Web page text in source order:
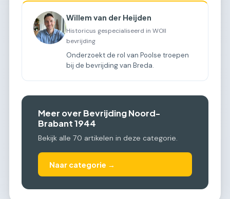
Willem van der Heijden
Historicus gespecialiseerd in WOII
bevrijding
Onderzoekt de rol van Poolse troepen
bij de bevrijding van Breda.
Meer over Bevrijding Noord-
Brabant 1944
Bekijk alle 70 artikelen in deze categorie.
Naar categorie →